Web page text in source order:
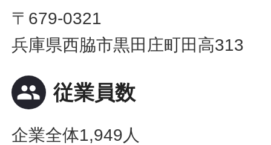
〒679-0321
兵庫県西脇市黒田庄町田高313
people 従業員数
企業全体1,949人